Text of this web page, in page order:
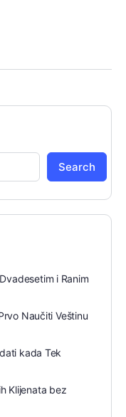
Search
i Ranim
Naučiti Veštinu
kada Tek
Klijenata bez